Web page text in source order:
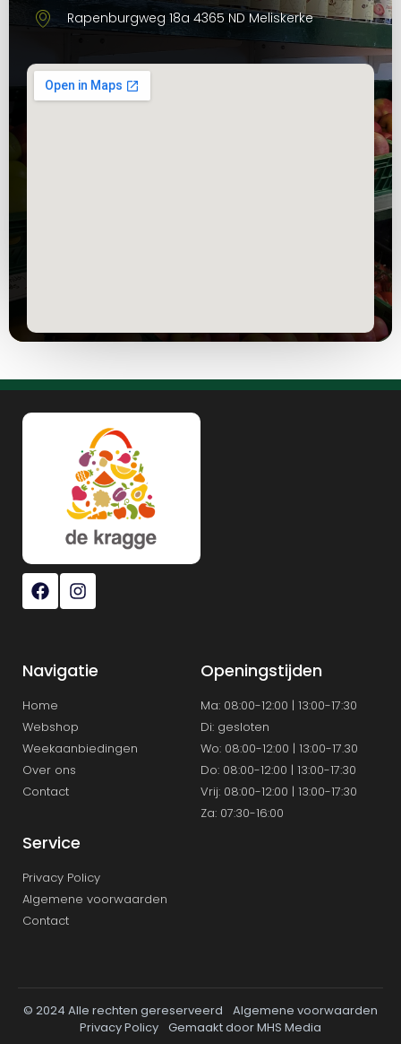
Rapenburgweg 18a 4365 ND Meliskerke
Navigatie
Home
Webshop
Weekaanbiedingen
Over ons
Contact
Openingstijden
Ma: 08:00-12:00 | 13:00-17:30
Di: gesloten
Wo: 08:00-12:00 | 13:00-17.30
Do: 08:00-12:00 | 13:00-17:30
Vrij: 08:00-12:00 | 13:00-17:30
Za: 07:30-16:00
Service
Privacy Policy
Algemene voorwaarden
Contact
© 2024 Alle rechten gereserveerd
Algemene voorwaarden
Privacy Policy Gemaakt door MHS Media